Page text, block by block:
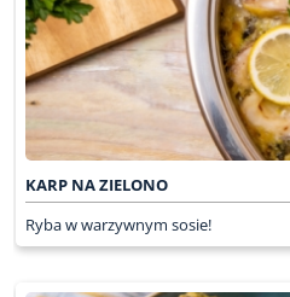
KARP NA ZIELONO
Ryba w warzywnym sosie!